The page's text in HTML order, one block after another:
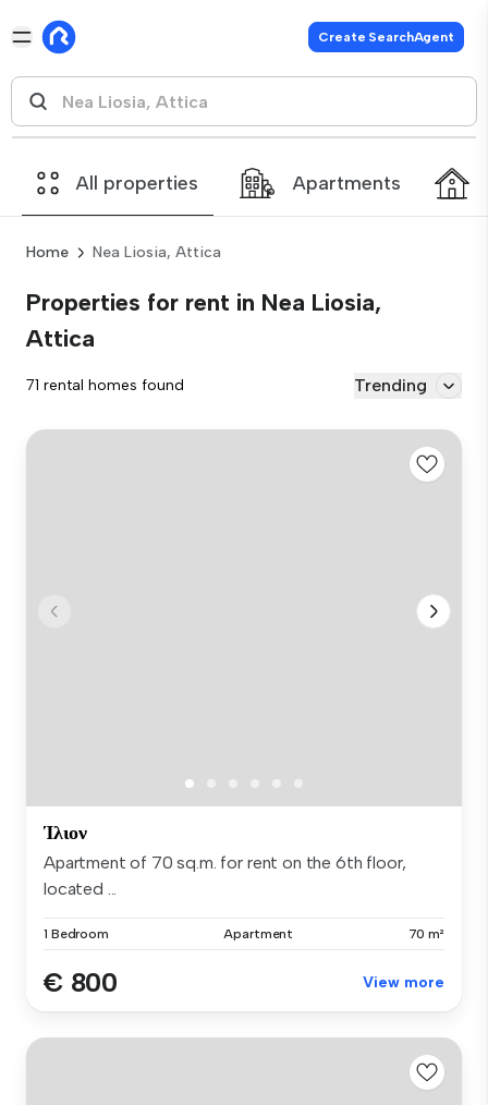
Create SearchAgent
All properties Apartments
Home Nea Liosia, Attica
Properties for rent in Nea Liosia,
Attica
71 rental homes found Trending
Ίλιον
Apartment of 70 sq.m. for rent on the 6th floor,
located ...
1 Bedroom Apartment 70 m²
€ 800 View more